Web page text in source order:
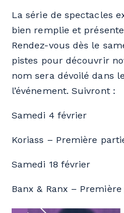
La série de spectacles
bien remplie et
Rendez-vous dès le
pistes pour découvrir
nom sera dévoilé dans
l’événement. Suivront :
Samedi 4 février
Koriass – Première
Samedi 18 février
Banx & Ranx –